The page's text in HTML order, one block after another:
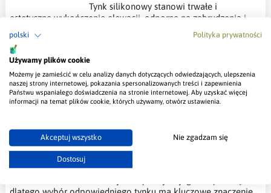
polski Polityka prywatności
Używamy plików cookie
Możemy je zamieścić w celu analizy danych dotyczących odwiedzających, ulepszenia
naszej strony internetowej, pokazania spersonalizowanych treści i zapewnienia
Państwu wspaniałego doświadczenia na stronie internetowej. Aby uzyskać więcej
informacji na temat plików cookie, których używamy, otwórz ustawienia.
Akceptuj wszystko Nie zgadzam się
Dostosuj
Tynk silikonowy stanowi trwałe i
estetyczne wykończenie elewacji, odporne na zabrudzenia i
warunki atmosferyczne. W artykule krok po kroku opisuję, jak
prawidłowo przygotować podłoże, nałożyć tynk oraz jak
zadbać o jego ochronę. Znajdziesz tu również praktyczne
wskazówki, informacje o narzędziach oraz odpowiedzi na
najczęściej zadawane pytania.
#tynk silikonowy #elewacja
25 mar 2025
Wszystko co powinieneś